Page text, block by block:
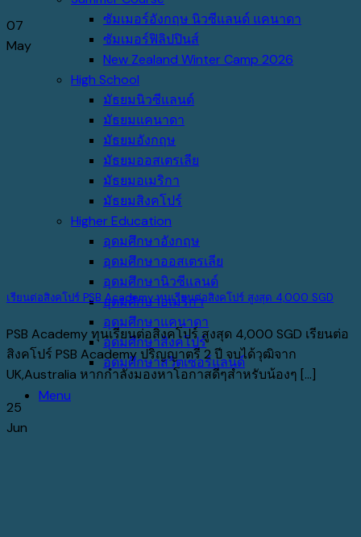
ซัมเมอร์อังกฤษ นิวซีแลนด์ แคนาดา
ซัมเมอร์ฟิลิปปินส์
New Zealand Winter Camp 2026
High School
มัธยมนิวซีแลนด์
มัธยมแคนาดา
มัธยมอังกฤษ
มัธยมออสเตรเลีย
มัธยมอเมริกา
มัธยมสิงคโปร์
Higher Education
อุดมศึกษาอังกฤษ
อุดมศึกษาออสเตรเลีย
อุดมศึกษานิวซีแลนด์
อุดมศึกษาอเมริกา
อุดมศึกษาแคนาดา
อุดมศึกษาสิงคโปร์
อุดมศึกษาสวิตเซอร์แลนด์
Menu
07
May
เรียนต่อสิงคโปร์ PSB Academy ทุนเรียนต่อสิงคโปร์ สูงสุด 4,000 SGD
PSB Academy ทุนเรียนต่อสิงคโปร์ สูงสุด 4,000 SGD เรียนต่อ
สิงคโปร์ PSB Academy ปริญญาตรี 2 ปี จบได้วุฒิจาก
UK,Australia หากกำลังมองหาโอกาสดีๆสำหรับน้องๆ [...]
25
Jun